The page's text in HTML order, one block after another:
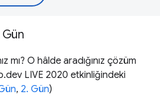
mı? O hâlde aradığınız çözüm
LIVE 2020 etkinliğindeki
, 2. Gün)